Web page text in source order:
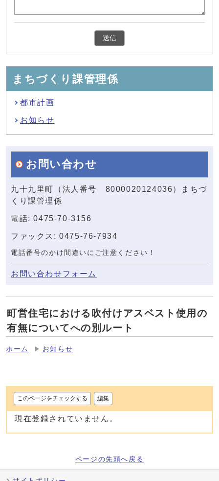
まちづくり課管理係
都市計画
お知らせ
お問い合わせ
九十九里町（法人番号 8000020124036）まちづ
くり課管理係
電話: 0475-70-3156
ファックス: 0475-76-7934
電話番号のかけ間違いにご注意ください！
お問い合わせフォーム
町営住宅における吹付けアスベスト使用の
有無についてへの別ルート
ホーム お知らせ
このページをチェックする 編集
現在登録されていません。
ページの先頭へ戻る